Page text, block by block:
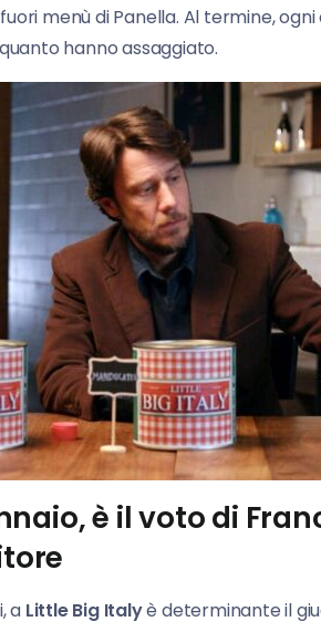
menù di Panella. Al termine,
hanno assaggiato.
è il voto di
a Little Big Italyè determinante il